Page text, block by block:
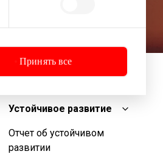
Принять все
Устойчивое развитие
Отчет об устойчивом
развитии